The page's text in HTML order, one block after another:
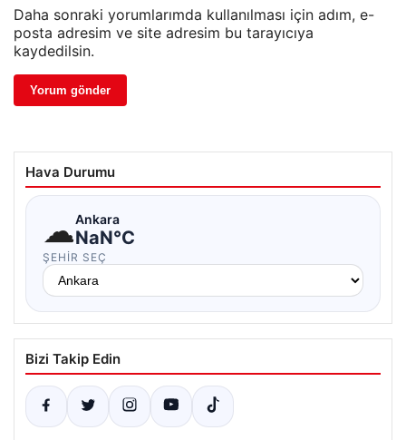
Daha sonraki yorumlarımda kullanılması için adım, e-
posta adresim ve site adresim bu tarayıcıya
kaydedilsin.
Hava Durumu
☁Ankara
NaN°C
ŞEHIR SEÇ
Bizi Takip Edin